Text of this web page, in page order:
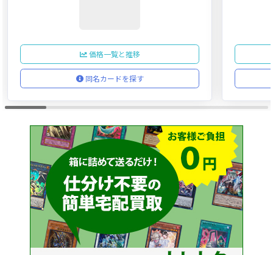
価格一覧と推移
同名カードを探す